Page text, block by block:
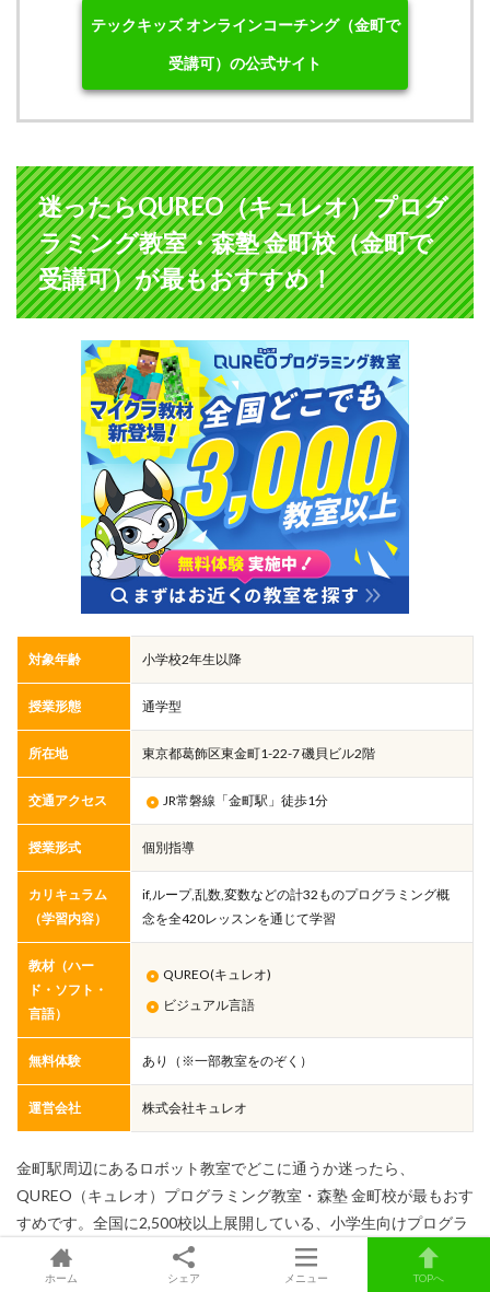
テックキッズ オンラインコーチング（金町で
受講可）の公式サイト
迷ったらQUREO（キュレオ）プログ
ラミング教室・森塾 金町校（金町で
受講可）が最もおすすめ！
対象年齢 小学校2年生以降
授業形態 通学型
所在地 東京都葛飾区東金町1-22-7 磯貝ビル2階
交通アクセス JR常磐線「金町駅」徒歩1分
授業形式 個別指導
カリキュラム
（学習内容）
if,ループ,乱数,変数などの計32ものプログラミング概
念を全420レッスンを通じて学習
教材（ハー
ド・ソフト・
言語）
QUREO(キュレオ)
ビジュアル言語
無料体験 あり（※一部教室をのぞく）
運営会社 株式会社キュレオ
金町駅周辺にあるロボット教室でどこに通うか迷ったら、
QUREO（キュレオ）プログラミング教室・森塾 金町校が最もおす
すめです。全国に2,500校以上展開している、小学生向けプログラ
ミングスクールです。
ホーム シェア メニュー TOPへ